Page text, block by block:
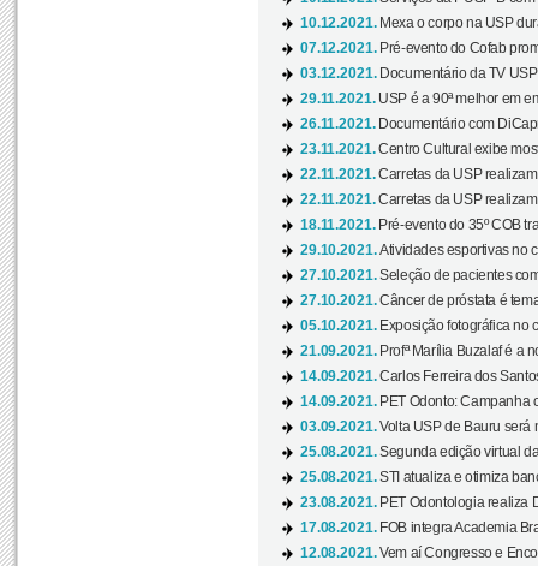
10.12.2021. Mexa o corpo na USP
07.12.2021. Pré-evento do Cofab
03.12.2021. Documentário da TV
29.11.2021. USP é a 90ª melhor em
26.11.2021. Documentário com
23.11.2021.Centro Cultural exibe
22.11.2021.Carretas da USP
22.11.2021.Carretas da USP
18.11.2021. Pré-evento do 35º COB
29.10.2021.Atividades esportivas no
27.10.2021.Seleção de pacientes
27.10.2021.Câncer de próstata é
05.10.2021. Exposição fotográfica no
21.09.2021. Profª Marília Buzalaf é a
14.09.2021.Carlos Ferreira dos
14.09.2021. PET Odonto: Campanha
03.09.2021.Volta USP de Bauru será
25.08.2021.Segunda edição virtual
25.08.2021.STI atualiza e otimiza
23.08.2021. PET Odontologia realiza
17.08.2021. FOB integra Academia
12.08.2021.Vem aí Congresso e